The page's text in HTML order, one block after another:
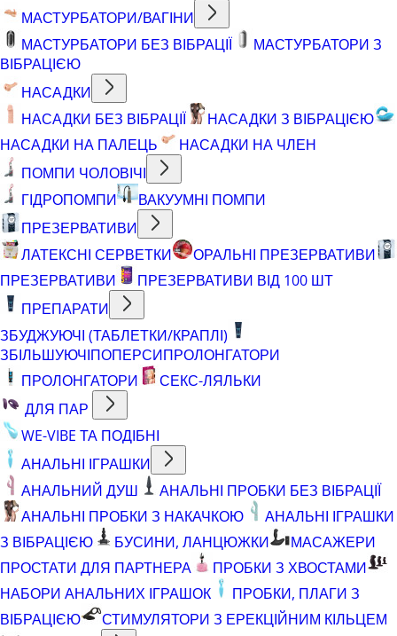
МАСТУРБАТОРИ/ВАГІНИ
МАСТУРБАТОРИ БЕЗ ВІБРАЦІЇ
МАСТУРБАТОРИ З
ВІБРАЦІЄЮ
НАСАДКИ
НАСАДКИ БЕЗ ВІБРАЦІЇ
НАСАДКИ З ВІБРАЦІЄЮ
НАСАДКИ НА ПАЛЕЦЬ
НАСАДКИ НА ЧЛЕН
ПОМПИ ЧОЛОВІЧІ
ГІДРОПОМПИ
ВАКУУМНІ ПОМПИ
ПРЕЗЕРВАТИВИ
ЛАТЕКСНІ СЕРВЕТКИ
ОРАЛЬНІ ПРЕЗЕРВАТИВИ
ПРЕЗЕРВАТИВИ
ПРЕЗЕРВАТИВИ ВІД 100 ШТ
ПРЕПАРАТИ
ЗБУДЖУЮЧІ (ТАБЛЕТКИ/КРАПЛІ)
ЗБІЛЬШУЮЧІПОПЕРСИПРОЛОНГАТОРИ
ПРОЛОНГАТОРИ
СЕКС-ЛЯЛЬКИ
ДЛЯ ПАР
WE-VIBE ТА ПОДІБНІ
АНАЛЬНІ ІГРАШКИ
АНАЛЬНИЙ ДУШ
АНАЛЬНІ ПРОБКИ БЕЗ ВІБРАЦІЇ
АНАЛЬНІ ПРОБКИ З НАКАЧКОЮ
АНАЛЬНІ ІГРАШКИ
З ВІБРАЦІЄЮ
БУСИНИ, ЛАНЦЮЖКИ
МАСАЖЕРИ
ПРОСТАТИ ДЛЯ ПАРТНЕРА
ПРОБКИ З ХВОСТАМИ
НАБОРИ АНАЛЬНИХ ІГРАШОК
ПРОБКИ, ПЛАГИ З
ВІБРАЦІЄЮ
СТИМУЛЯТОРИ З ЕРЕКЦІЙНИМ КІЛЬЦЕМ